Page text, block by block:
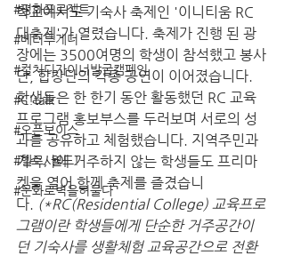
#평화프로젝트
#베터투게더
#컬처디자이너발굴캠페인
#C!talk
#오픈보이스
#헬로, 월드!
#문화로벽을허물다
학교에서도 기숙사 축제인 '이니티움 RC
대축제'가 열렸습니다. 축제가 진행 된 광
장에는 3500여명의 학생이 참석했고 봉사
단, 합창단의 각종 공연이 이어졌습니다.
학생들은 한 한기 동안 활동했던 RC 교육
프로그램 홍보부스를 두러보며 서로의 성
과를 공유하고 체험했습니다. 지역주민과
기숙사에 거주하지 않는 학생들도 프리마
켓을 열어 함께 축제를 즐겼습니
다. (*RC(Residential College) 교육프로
그램이란 학생들에게 단순한 거주공간이
던 기숙사를 생활체험 교육공간으로 전환